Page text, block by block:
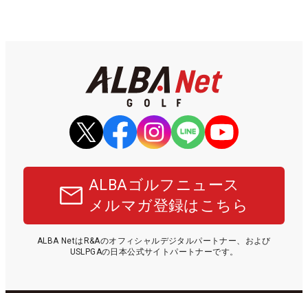
ALBAゴルフニュース
メルマガ登録はこちら
ALBA NetはR&Aのオフィシャルデジタルパートナー、および
USLPGAの日本公式サイトパートナーです。